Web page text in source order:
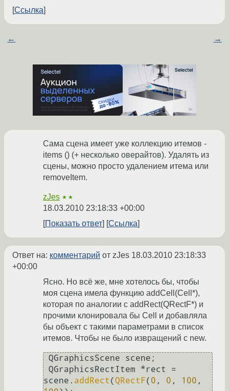
Ссылка
← →
Сама сцена имеет уже коллекцию итемов -
items () (+ несколько оверайтов). Удалять из
сцены, можно просто удалением итема или
removeItem.
zJes ★★
18.03.2010 23:18:33 +00:00
Показать ответ
Ссылка
Ответ на: комментарий от zJes 18.03.2010 23:18:33
+00:00
Ясно. Но всё же, мне хотелось бы, чтобы
моя сцена имела функцию addCell(Cell*),
которая по аналогии с addRect(QRectF*) и
прочими клонировала бы Cell и добавляла
бы объект с такими параметрами в список
итемов. Чтобы не было извращений с new.
scene. addRect (QRectF( 0 , 0 , 100